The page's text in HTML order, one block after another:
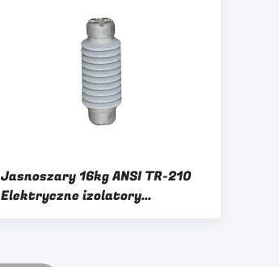
Jasnoszary 16kg ANSI TR-210
Elektryczne izolatory
porcelanowe